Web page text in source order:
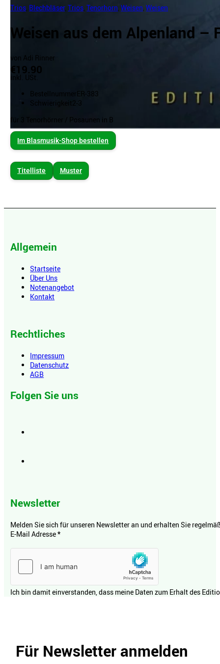
Trios Blechbläser,Trios ,Tenorhorn ,Weisen ,Weisen
Weisen aus dem Alpenland –
von Adi Rinner
€19.90
inkl. USt.
Bestellnummer ER-383
Schwierigkeit
2-3
für 3 Tenorhörner / Posaunen in B
Im Blasmusik-Shop bestellen
Titelliste Muster
Allgemein
Startseite
Über Uns
Notenangebot
Kontakt
Rechtliches
Impressum
Datenschutz
AGB
Folgen Sie uns
Newsletter
Melden Sie sich für unseren Newsletter an und erhalten Sie
E-Mail Adresse*
Ich bin damit einverstanden, dass meine Daten zum Erhalt des
Für Newsletter anmelden